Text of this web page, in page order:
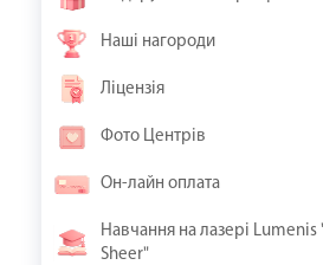
Наші нагороди
Ліцензія
Фото Центрів
Он-лайн оплата
Навчання на лазері Lumenis
Sheer"